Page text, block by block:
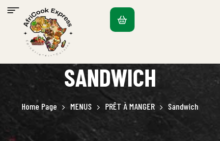
SANDWICH
Home Page MENUS PRÊT À MANGER Sandwich